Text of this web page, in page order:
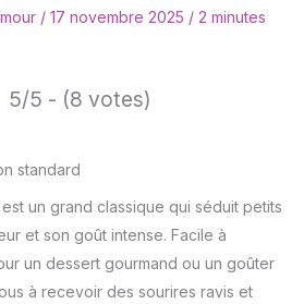
/ 17 novembre 2025 / 2 minutes
5/5 - (8 votes)
un grand classique qui séduit petits
et son goût intense. Facile à
un dessert gourmand ou un goûter
à recevoir des sourires ravis et